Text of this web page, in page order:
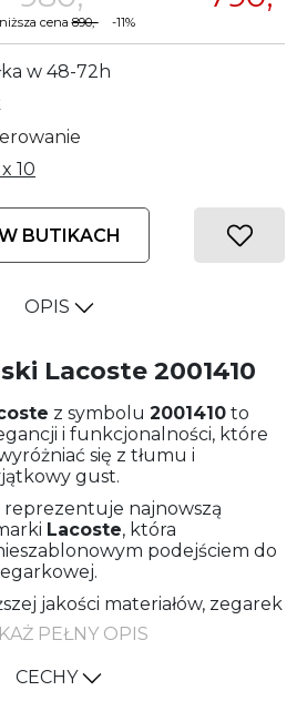
cena890,--11%
w 48-72h
10
BUTIKACH
OPIS
Lacoste 2001410
z symbolu 2001410 to
i funkcjonalności, które
się z tłumu i
gust.
najnowszą
Lacoste, która
podejściem do
jakości materiałów, zegarek
bransoletę i kopertę, które
i wytrzymałości. Kolor złoty
bransolecie, kopercie, jak i
nadając mu wyjątkowego
PEŁNY OPIS
CECHY